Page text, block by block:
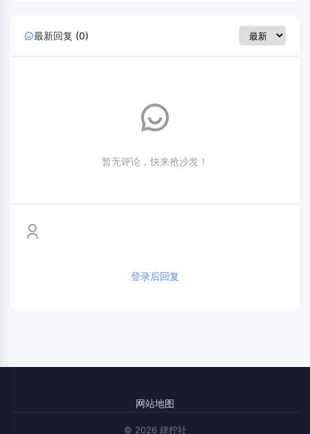
最新回复 (0)
暂无评论，快来抢沙发！
登录后回复
网站地图
© 2026 肆柠社